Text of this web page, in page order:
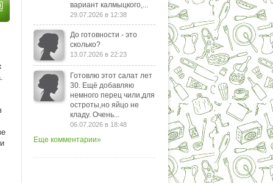
вариант калмыцкого,...
29.07.2026 в 12:38
До готовности - это
сколько?
13.07.2026 в 22:23
Готовлю этот салат лет
30. Ещё добавляю
немного перец чили,для
остроты,но яйцо не
кладу. Очень...
06.07.2026 в 18:48
Еще комментарии»